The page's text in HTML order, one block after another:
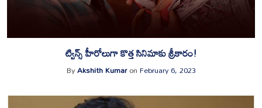
ట్విన్స్‌ హీరోలుగా కొత్త సినిమాకు శ్రీ‌కారం!
ByAkshith KumaronFebruary 6, 2023